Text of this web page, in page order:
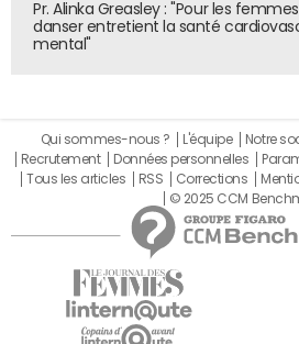
Pr. Alinka Greasley : "Pour les
danser entretient la santé
mental"
Qui sommes-nous ? L'équipe Notre
Recrutement
Données personnelles
Tous les articles
RSS Corrections
© 2025 CCM